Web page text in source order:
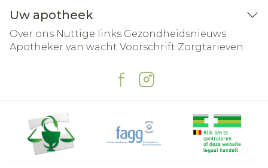
Uw apotheek
Over ons Nuttige links Gezondheidsnieuws
Apotheker van wacht Voorschrift Zorgtarieven